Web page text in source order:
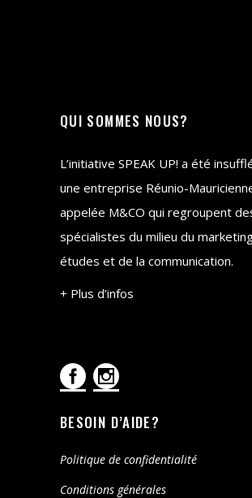
QUI SOMMES NOUS?
L’initiative SPEAK UP! a été
une entreprise Réunio-
appelée M&CO qui regroupent
spécialistes du milieu du
études et de la communication.
+ Plus d’infos
BESOIN D’AIDE?
Politique de confidentialité
Conditions générales